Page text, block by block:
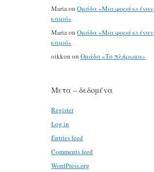
Mariaon Ομάδα «Μια φορά κι έναν
καιρό»
Mariaon Ομάδα «Μια φορά κι έναν
καιρό»
oikkon on Ομάδα «Το πλήρωμα»
Μετα – δεδομένα
Register
Log in
Entries feed
Comments feed
WordPress.org